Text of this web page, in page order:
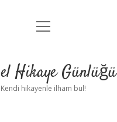
Anasayfa
Yasal Uyarı
menüyü
Hikaye Günlüğü
Kendi hikayenle ilham bul!